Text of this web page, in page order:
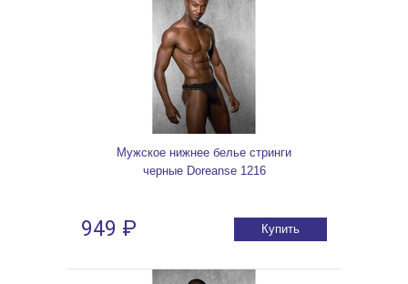
Мужское нижнее белье стринги
черные Doreanse 1216
949 ₽ Купить